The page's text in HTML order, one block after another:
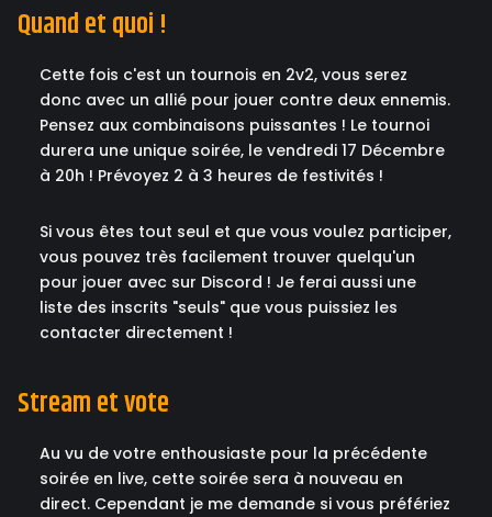
Quand et quoi !
Cette fois c'est un tournois en 2v2, vous serez
donc avec un allié pour jouer contre deux ennemis.
Pensez aux combinaisons puissantes ! Le tournoi
durera une unique soirée, le vendredi 17 Décembre
à 20h ! Prévoyez 2 à 3 heures de festivités !
Si vous êtes tout seul et que vous voulez participer,
vous pouvez très facilement trouver quelqu'un
pour jouer avec sur Discord ! Je ferai aussi une
liste des inscrits "seuls" que vous puissiez les
contacter directement !
Stream et vote
Au vu de votre enthousiaste pour la précédente
soirée en live, cette soirée sera à nouveau en
direct. Cependant je me demande si vous préfériez